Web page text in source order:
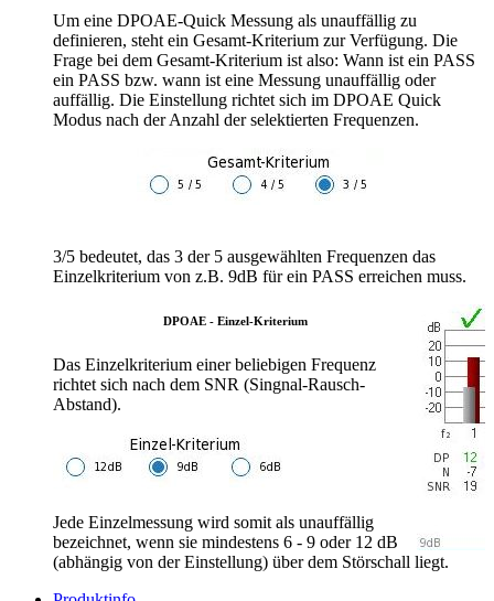
Um eine DPOAE-Quick Messung als unauffällig zu
definieren, steht ein Gesamt-Kriterium zur Verfügung. Die
Frage bei dem Gesamt-Kriterium ist also: Wann ist ein PASS
ein PASS bzw. wann ist eine Messung unauffällig oder
auffällig. Die Einstellung richtet sich im DPOAE Quick
Modus nach der Anzahl der selektierten Frequenzen.
3/5 bedeutet, das 3 der 5 ausgewählten Frequenzen das
Einzelkriterium von z.B. 9dB für ein PASS erreichen muss.
DPOAE - Einzel-Kriterium
Das Einzelkriterium einer beliebigen Frequenz
richtet sich nach dem SNR (Singnal-Rausch-
Abstand).
Jede Einzelmessung wird somit als unauffällig
bezeichnet, wenn sie mindestens 6 - 9 oder 12 dB
(abhängig von der Einstellung) über dem Störschall liegt.